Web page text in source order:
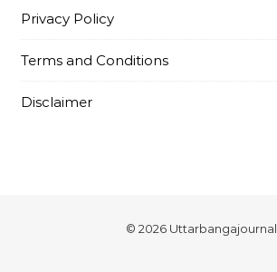
Privacy Policy
Terms and Conditions
Disclaimer
© 2026 Uttarbangajournal.